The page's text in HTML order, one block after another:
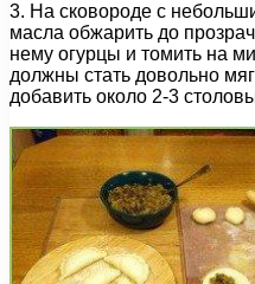
3. На сковороде с
масла обжарить до
нему огурцы и томить на
должны стать довольно
добавить около 2-3